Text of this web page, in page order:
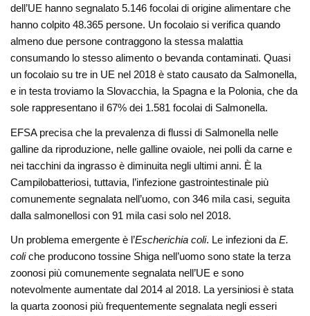
dell’UE hanno segnalato 5.146 focolai di origine alimentare che
hanno colpito 48.365 persone. Un focolaio si verifica quando
almeno due persone contraggono la stessa malattia
consumando lo stesso alimento o bevanda contaminati. Quasi
un focolaio su tre in UE nel 2018 è stato causato da Salmonella,
e in testa troviamo la Slovacchia, la Spagna e la Polonia, che da
sole rappresentano il 67% dei 1.581 focolai di Salmonella.
EFSA precisa che la prevalenza di flussi di Salmonella nelle
galline da riproduzione, nelle galline ovaiole, nei polli da carne e
nei tacchini da ingrasso è diminuita negli ultimi anni. È la
Campilobatteriosi, tuttavia, l’infezione gastrointestinale più
comunemente segnalata nell’uomo, con 346 mila casi, seguita
dalla salmonellosi con 91 mila casi solo nel 2018.
Un problema emergente è l’Escherichia coli. Le infezioni daE.
coliche producono tossine Shiga nell’uomo sono state la terza
zoonosi più comunemente segnalata nell’UE e sono
notevolmente aumentate dal 2014 al 2018. La yersiniosi è stata
la quarta zoonosi più frequentemente segnalata negli esseri